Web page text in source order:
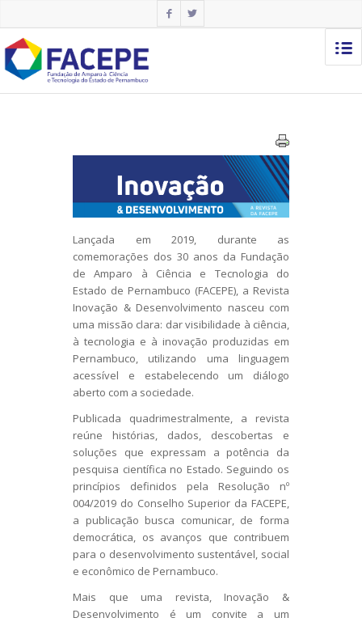
Lançada em 2019, durante as
comemorações dos 30 anos da Fundação
de Amparo à Ciência e Tecnologia do
Estado de Pernambuco (FACEPE), a Revista
Inovação & Desenvolvimento nasceu com
uma missão clara: dar visibilidade à ciência,
à tecnologia e à inovação produzidas em
Pernambuco, utilizando uma linguagem
acessível e estabelecendo um diálogo
aberto com a sociedade.
Publicada quadrimestralmente, a revista
reúne histórias, dados, descobertas e
soluções que expressam a potência da
pesquisa científica no Estado. Seguindo os
princípios definidos pela Resolução nº
004/2019 do Conselho Superior da FACEPE,
a publicação busca comunicar, de forma
democrática, os avanços que contribuem
para o desenvolvimento sustentável, social
e econômico de Pernambuco.
Mais que uma revista, Inovação &
Desenvolvimento é um convite a um